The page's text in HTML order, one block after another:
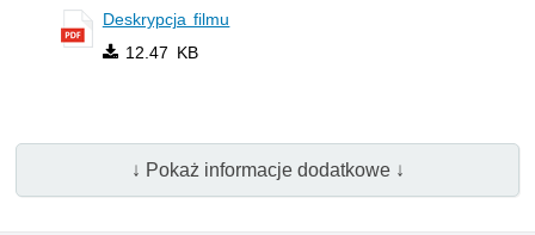
Deskrypcja filmu
12.47 KB
↓ Pokaż informacje dodatkowe ↓